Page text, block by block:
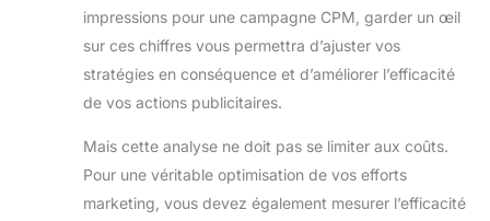
impressions pour une campagne CPM, garder un œil
sur ces chiffres vous permettra d’ajuster vos
stratégies en conséquence et d’améliorer l’efficacité
de vos actions publicitaires.
Mais cette analyse ne doit pas se limiter aux coûts.
Pour une véritable optimisation de vos efforts
marketing, vous devez également mesurer l’efficacité